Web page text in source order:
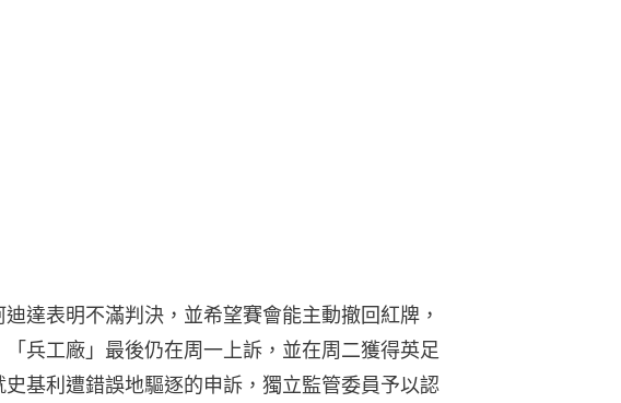
達表明不滿判決，並希望賽會能主動撤回紅牌，
兵工廠」最後仍在周一上訴，並在周二獲得英足
基利遭錯誤地驅逐的申訴，獨立監管委員予以認